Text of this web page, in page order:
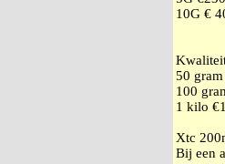
10G €
50
100
1 kilo
Xtc
Bij een